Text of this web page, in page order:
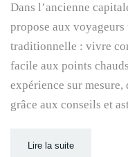
Dans l’ancienne
propose aux
traditionnelle : vivre
facile aux points
expérience sur
grâce aux conseils et
Lire la suite